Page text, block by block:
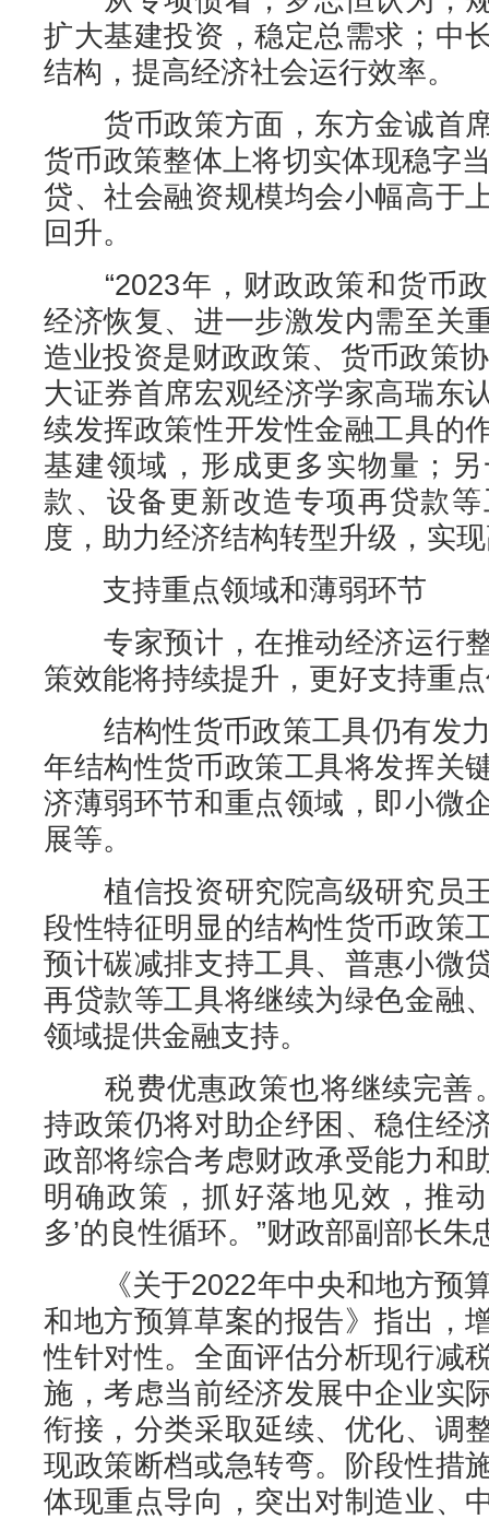
扩大基建投资，稳定总需求；中
结构，提高经济社会运行效率。
货币政策方面，东方金诚首
货币政策整体上将切实体现稳字
贷、社会融资规模均会小幅高于
回升。
“2023年，财政政策和货币政
经济恢复、进一步激发内需至关
造业投资是财政政策、货币政策
大证券首席宏观经济学家高瑞东
续发挥政策性开发性金融工具的
基建领域，形成更多实物量；
款、设备更新改造专项再贷款
度，助力经济结构转型升级，实
支持重点领域和薄弱环节
专家预计，在推动经济运行
策效能将持续提升，更好支持重
结构性货币政策工具仍有发力
年结构性货币政策工具将发挥关
济薄弱环节和重点领域，即小微
展等。
植信投资研究院高级研究员
段性特征明显的结构性货币政策
预计碳减排支持工具、普惠小微
再贷款等工具将继续为绿色金融
领域提供金融支持。
税费优惠政策也将继续完善
持政策仍将对助企纾困、稳住经
政部将综合考虑财政承受能力和
明确政策，抓好落地见效，推动
多’的良性循环。”财政部副部长
《关于2022年中央和地方预算
和地方预算草案的报告》指出，
性针对性。全面评估分析现行减
施，考虑当前经济发展中企业实
衔接，分类采取延续、优化、调
现政策断档或急转弯。阶段性措
体现重点导向，突出对制造业、